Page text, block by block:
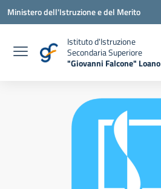
Vai ai contenuti
Vai al menu di navigazione
Vai al footer
Ministero dell'Istruzione e del Merito
Istituto d'Istruzione
Secondaria Superiore
"Giovanni Falcone" Loano